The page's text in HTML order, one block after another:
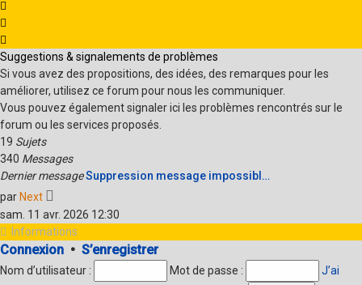
Suggestions & signalements de problèmes
Si vous avez des propositions, des idées, des remarques pour les
améliorer, utilisez ce forum pour nous les communiquer.
Vous pouvez également signaler ici les problèmes rencontrés sur le
forum ou les services proposés.
19 Sujets
340 Messages
Dernier messageSuppression message impossibl…
par Next
dernier
message
sam. 11 avr. 2026 12:30
Informations
Connexion • S’enregistrer
Nom d’utilisateur : Mot de passe :
J’ai